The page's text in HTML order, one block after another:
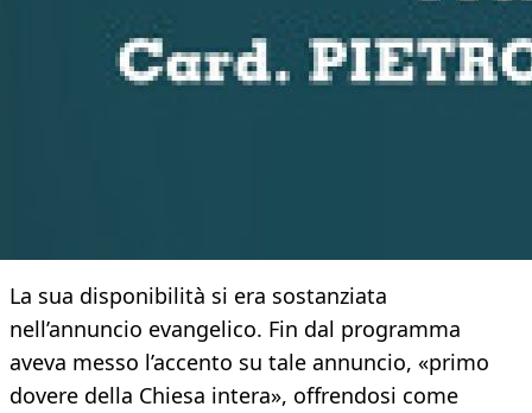
La sua disponibilità si era sostanziata
nell’annuncio evangelico. Fin dal programma
aveva messo l’accento su tale annuncio, «primo
dovere della Chiesa intera», offrendosi come